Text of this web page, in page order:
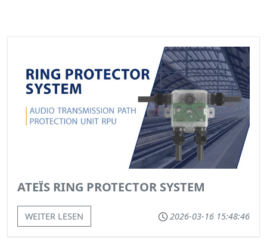
ATEÏS RING PROTECTOR SYSTEM
WEITER LESEN 2026-03-16 15:48:46